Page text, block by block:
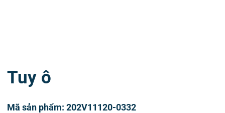
Tuy ô
Mã sản phẩm: 202V11120-0332